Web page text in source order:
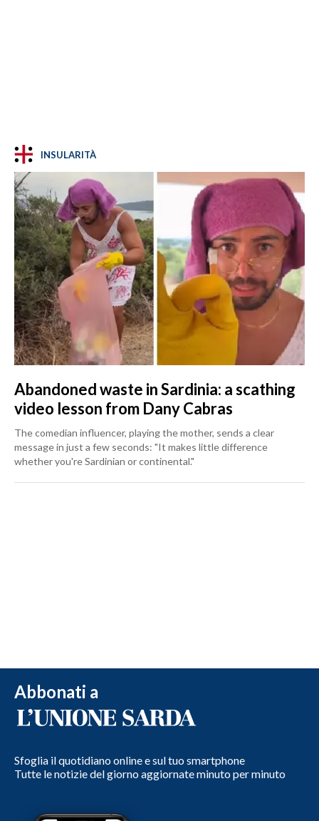
INSULARITÀ
Abandoned waste in Sardinia: a scathing
video lesson from Dany Cabras
The comedian influencer, playing the mother, sends a clear
message in just a few seconds: "It makes little difference
whether you're Sardinian or continental."
Abbonati a
Sfoglia il quotidiano online e sul tuo smartphone
Tutte le notizie del giorno aggiornate minuto per minuto